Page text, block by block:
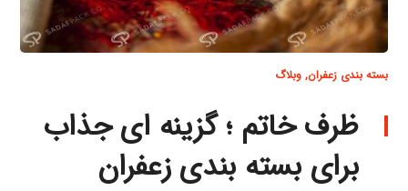
بسته بندی زعفران,وبلاگ
ظرف خاتم ؛ گزینه ای جذاب
برای بسته بندی زعفران